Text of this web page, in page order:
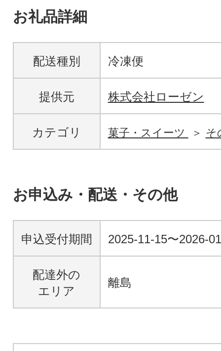
お礼品詳細
配送種別 冷凍便
提供元 株式会社ローゼン
カテゴリ 菓子・スイーツ そ
お申込み・配送・その他
申込受付期間 2025-11-15〜2026-
配達外の
エリア
離島